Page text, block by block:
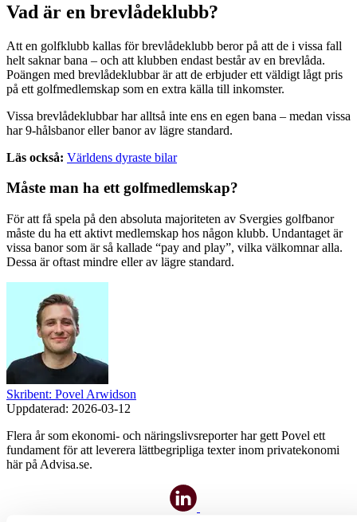
Vad är en brevlådeklubb?
Att en golfklubb kallas för brevlådeklubb beror på att de i vissa fall
helt saknar bana – och att klubben endast består av en brevlåda.
Poängen med brevlådeklubbar är att de erbjuder ett väldigt lågt pris
på ett golfmedlemskap som en extra källa till inkomster.
Vissa brevlådeklubbar har alltså inte ens en egen bana – medan vissa
har 9-hålsbanor eller banor av lägre standard.
Läs också: Världens dyraste bilar
Måste man ha ett golfmedlemskap?
För att få spela på den absoluta majoriteten av Svergies golfbanor
måste du ha ett aktivt medlemskap hos någon klubb. Undantaget är
vissa banor som är så kallade “pay and play”, vilka välkomnar alla.
Dessa är oftast mindre eller av lägre standard.
Skribent: Povel Arwidson
Uppdaterad: 2026-03-12
Flera år som ekonomi- och näringslivsreporter har gett Povel ett
fundament för att leverera lättbegripliga texter inom privatekonomi
här på Advisa.se.